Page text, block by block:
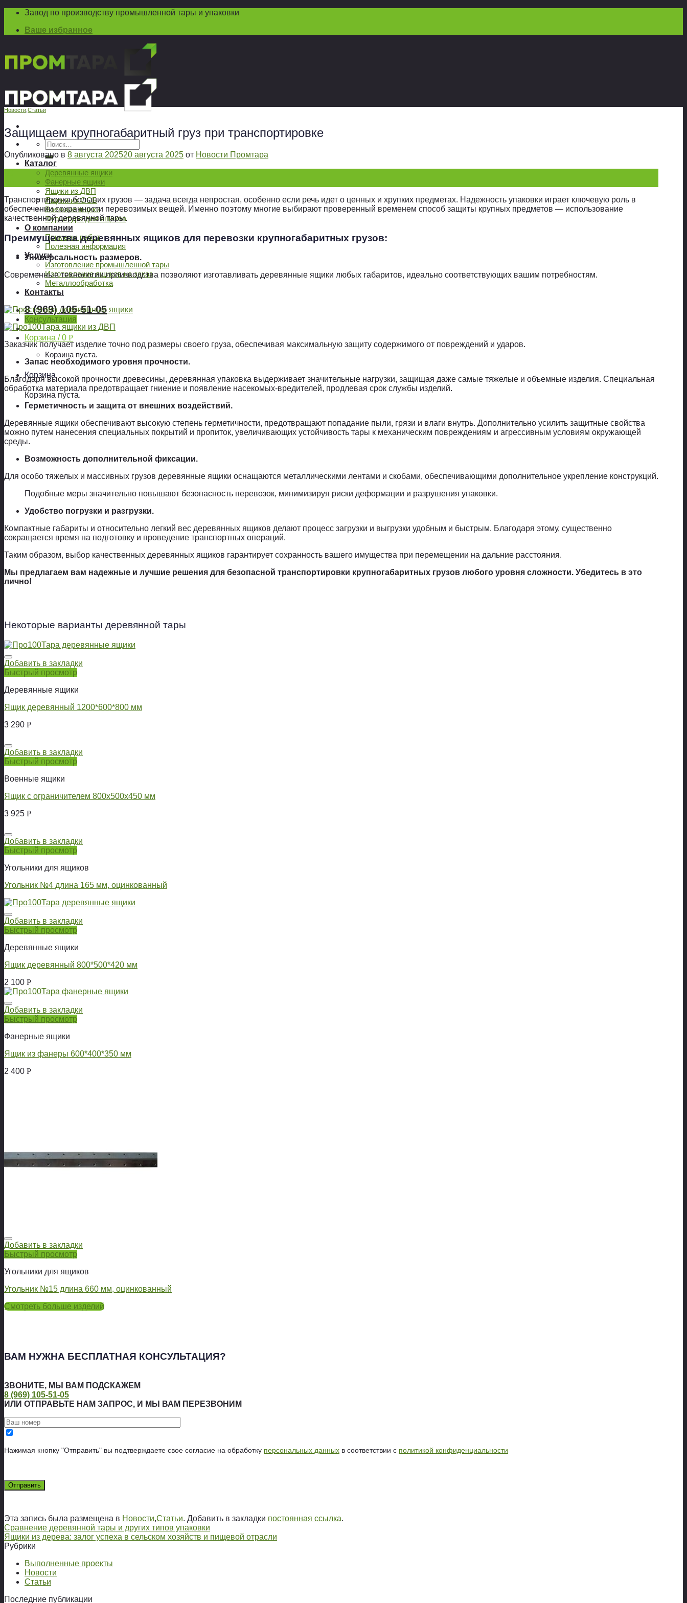
Skip
content
Завод по производству промышленной тары и упаковки
Ваше избранное
Искать:
Каталог
Деревянные ящики
Фанерные ящики
Ящики из ДВП
Ящики из ОСБ
Военные ящики
Фурнитура для ящиков
О компании
Примеры работ
Полезная информация
Услуги
Изготовление промышленной тары
Изготовление ящиков на заказ
Металлообработка
Контакты
8 (969) 105-51-05
Консультация
Корзина /0 Р
Корзина пуста.
Корзина
Корзина пуста.
Новости Статьи
Защищаем крупногабаритный груз при транспортировке
Опубликовано в 8 августа 202520 августа 2025 от Новости Промтара
Транспортировка больших грузов — задача всегда непростая, особенно если речь идет о ценных и хрупких предметах. Надежность упаковки играет ключевую роль в
обеспечении сохранности перевозимых вещей. Именно поэтому многие выбирают проверенный временем способ защиты крупных предметов — использование
качественной деревянной тары.
Преимущества деревянных ящиков для перевозки крупногабаритных грузов:
Универсальность размеров.
Современные технологии производства позволяют изготавливать деревянные ящики любых габаритов, идеально соответствующих вашим потребностям.
Заказчик получает изделие точно под размеры своего груза, обеспечивая максимальную защиту содержимого от повреждений и ударов.
Запас необходимого уровня прочности.
Благодаря высокой прочности древесины, деревянная упаковка выдерживает значительные нагрузки, защищая даже самые тяжелые и объемные изделия. Специальная
обработка материала предотвращает гниение и появление насекомых-вредителей, продлевая срок службы изделий.
Герметичность и защита от внешних воздействий.
Деревянные ящики обеспечивают высокую степень герметичности, предотвращают попадание пыли, грязи и влаги внутрь. Дополнительно усилить защитные свойства
можно путем нанесения специальных покрытий и пропиток, увеличивающих устойчивость тары к механическим повреждениям и агрессивным условиям окружающей
среды.
Возможность дополнительной фиксации.
Для особо тяжелых и массивных грузов деревянные ящики оснащаются металлическими лентами и скобами, обеспечивающими дополнительное укрепление конструкций.
Подобные меры значительно повышают безопасность перевозок, минимизируя риски деформации и разрушения упаковки.
Удобство погрузки и разгрузки.
Компактные габариты и относительно легкий вес деревянных ящиков делают процесс загрузки и выгрузки удобным и быстрым. Благодаря этому, существенно
сокращается время на подготовку и проведение транспортных операций.
Таким образом, выбор качественных деревянных ящиков гарантирует сохранность вашего имущества при перемещении на дальние расстояния.
Мы предлагаем вам надежные и лучшие решения для безопасной транспортировки крупногабаритных грузов любого уровня сложности. Убедитесь в это
лично!
Некоторые варианты деревянной тары
Добавить в закладки
Быстрый просмотр
Деревянные ящики
Ящик деревянный 1200*600*800 мм
3 290 Р
Добавить в закладки
Быстрый просмотр
Военные ящики
Ящик с ограничителем 800х500х450 мм
3 925 Р
Добавить в закладки
Быстрый просмотр
Угольники для ящиков
Угольник №4 длина 165 мм, оцинкованный
Добавить в закладки
Быстрый просмотр
Деревянные ящики
Ящик деревянный 800*500*420 мм
2 100 Р
Добавить в закладки
Быстрый просмотр
Фанерные ящики
Ящик из фанеры 600*400*350 мм
2 400 Р
Добавить в закладки
Быстрый просмотр
Угольники для ящиков
Угольник №15 длина 660 мм, оцинкованный
Смотреть больше изделий
ВАМ НУЖНА БЕСПЛАТНАЯ КОНСУЛЬТАЦИЯ?
ЗВОНИТЕ, МЫ ВАМ ПОДСКАЖЕМ
8 (969) 105-51-05
ИЛИ ОТПРАВЬТЕ НАМ ЗАПРОС, И МЫ ВАМ ПЕРЕЗВОНИМ
Нажимая кнопку "Отправить" вы подтверждаете свое согласие на обработку персональных данных в соответствии с политикой конфиденциальности
Эта запись была размещена в Новости,Статьи. Добавить в закладки постоянная ссылка.
Сравнение деревянной тары и других типов упаковки
Ящики из дерева: залог успеха в сельском хозяйств и пищевой отрасли
Рубрики
Выполненные проекты
Новости
Статьи
Последние публикации